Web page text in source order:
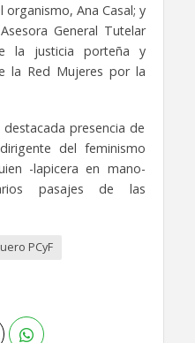
Ana Casal; y
General Tutelar
la justicia porteña y
la Red Mujeres por la
presencia de
del feminismo
-lapicera en mano-
pasajes de las
PCyF